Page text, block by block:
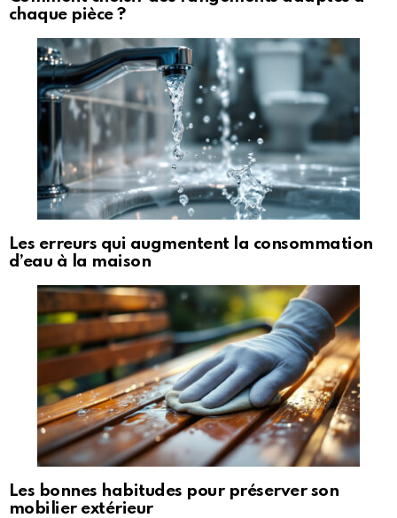
chaque pièce ?
Les erreurs qui augmentent la consommation
d’eau à la maison
Les bonnes habitudes pour préserver son
mobilier extérieur